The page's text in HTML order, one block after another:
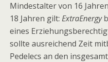
Mindestalter von 16
18 Jahren gilt: ExtraEnergy
eines
sollte ausreichend Zeit
Pedelecs an den